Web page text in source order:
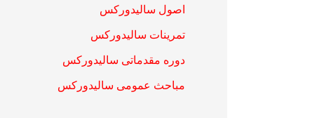
اصول سالیدورکس
تمرینات سالیدورکس
دوره مقدماتی سالیدورکس
مباحث عمومی سالیدورکس